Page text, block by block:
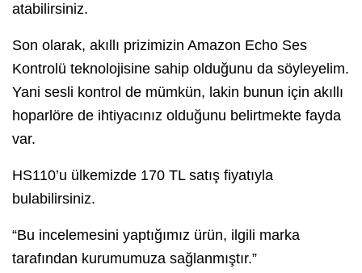
atabilirsiniz.
Son olarak, akıllı prizimizin Amazon Echo Ses
Kontrolü teknolojisine sahip olduğunu da söyleyelim.
Yani sesli kontrol de mümkün, lakin bunun için akıllı
hoparlöre de ihtiyacınız olduğunu belirtmekte fayda
var.
HS110’u ülkemizde 170 TL satış fiyatıyla
bulabilirsiniz.
“Bu incelemesini yaptığımız ürün, ilgili marka
tarafından kurumumuza sağlanmıştır.”